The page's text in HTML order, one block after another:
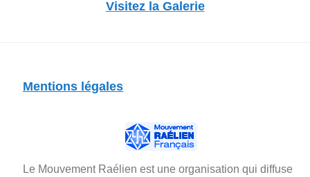
Visitez la Galerie
Mentions légales
Le Mouvement Raélien est une organisation qui diffuse